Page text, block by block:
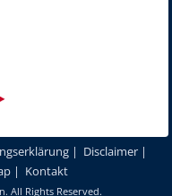
| Disclaimer |
| Kontakt
. All Rights Reserved.